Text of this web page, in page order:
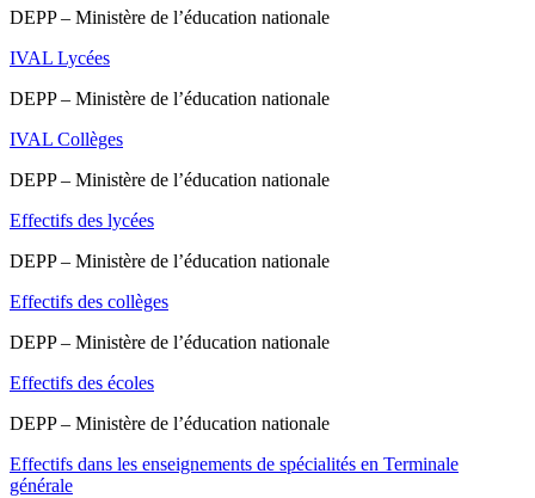
DEPP – Ministère de l’éducation nationale
IVAL Lycées
DEPP – Ministère de l’éducation nationale
IVAL Collèges
DEPP – Ministère de l’éducation nationale
Effectifs des lycées
DEPP – Ministère de l’éducation nationale
Effectifs des collèges
DEPP – Ministère de l’éducation nationale
Effectifs des écoles
DEPP – Ministère de l’éducation nationale
Effectifs dans les enseignements de spécialités en Terminale
générale